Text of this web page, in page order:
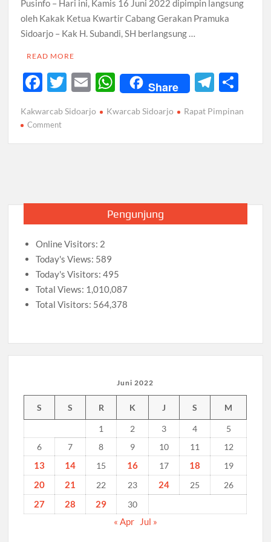
Musran X Kwarran Jabon Jadi Titik Awal Kebangkitan
Pramuka yang Lebih Inovatif dan Progresif
Peringanti Momentum Hardiknas, Kwarran Sedati Gelar
Rapat Kerja
Pusinfo – Hari ini, Kamis 16 Juni 2022 dipimpin langsung
oleh Kakak Ketua Kwartir Cabang Gerakan Pramuka
Sidoarjo – Kak H. Subandi, SH berlangsung …
READ MORE
F
e
b
k
T
itt
er
E
ail
W
h
at
s
p
Share
T
e
gr
ar
e
Kakwarcab Sidoarjo Kwarcab Sidoarjo Rapat Pimpinan
Commenton
Pengunjung
Online Visitors: 2
Today's Views: 589
Today's Visitors:495
Total Views: 1,010,087
Total Visitors: 564,378
Juni 2022
S S R K J S M
1 2 3 4
5
6
7 8 9 10 11 12
13 14 15 16 17 18 19
20 21 22 23 24 25 26
27 28 29 30
« Apr Jul »